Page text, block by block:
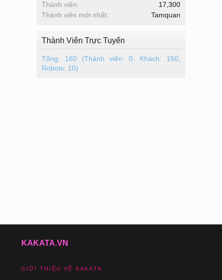
Thành viên:
17,300
Thành viên mới nhất:
Tamquan
Thành Viên Trực Tuyến
Tổng: 160 (Thành viên: 0, Khách: 150,
Robots: 10)
KAKATA.VN
GIỚI THIỆU VỀ KAKATA